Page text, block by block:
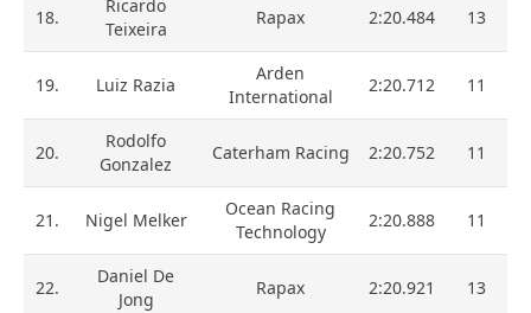
18.
Ricardo
Teixeira
Rapax 2:20.484 13
19. Luiz Razia
Arden
International
2:20.712 11
20.
Rodolfo
Gonzalez
Caterham Racing 2:20.752 11
21. Nigel Melker
Ocean Racing
Technology
2:20.888 11
22.
Daniel De
Jong
Rapax 2:20.921 13